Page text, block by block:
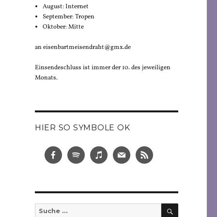
August: Internet
September: Tropen
Oktober: Mitte
an eisenbartmeisendraht@gmx.de
Einsendeschluss ist immer der 10. des jeweiligen
Monats.
HIER SO SYMBOLE OK
Suche
SUCHEN